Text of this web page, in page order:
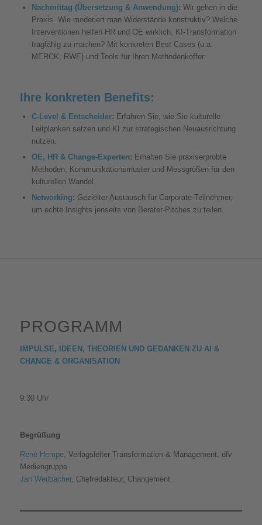
Nachmittag (Übersetzung & Anwendung): Wir gehen in die
Praxis. Wie moderiert man Widerstände konstruktiv? Welche
Interventionen helfen HR und OE wirklich, KI-Transformation
tragfähig zu machen? Mit konkreten Best Cases (u.a.
MERCK, RWE) und Tools für Ihren Methodenkoffer.
Ihre konkreten Benefits:
C-Level & Entscheider: Erfahren Sie, wie Sie kulturelle
Leitplanken setzen und KI zur strategischen Neuausrichtung
nutzen.
OE, HR & Change-Experten: Erhalten Sie praxiserprobte
Methoden, Kommunikationsmuster und Messgrößen für den
kulturellen Wandel.
Networking: Gezielter Austausch für Corporate-Teilnehmer,
um echte Insights jenseits von Berater-Pitches zu teilen.
PROGRAMM
IMPULSE, IDEEN, THEORIEN UND GEDANKEN ZU AI &
CHANGE & ORGANISATION
9:30 Uhr
Begrüßung
René Hempe, Verlagsleiter Transformation & Management, dfv
Mediengruppe
Jan Weilbacher, Chefredakteur, Changement